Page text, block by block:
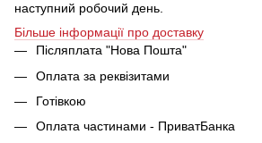
наступний робочий день.
Більше інформації про доставку
Післяплата "Нова Пошта"
Оплата за реквізитами
Готівкою
Оплата частинами - ПриватБанка